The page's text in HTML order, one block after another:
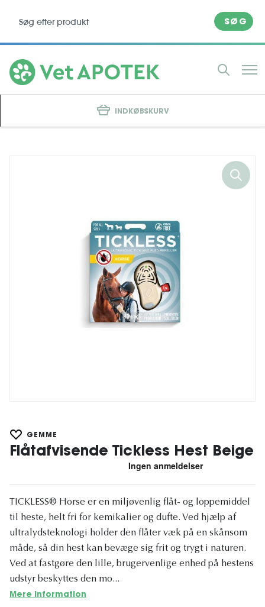
SØG
INDKØBSKURV
GEMME
Flåtafvisende Tickless Hest Beige
TICKLESS® Horse er en miljøvenlig flåt- og loppemiddel
til heste, helt fri for kemikalier og dufte. Ved hjælp af
ultralydsteknologi holder den flåter væk på en skånsom
måde, så din hest kan bevæge sig frit og trygt i naturen.
Ved at fastgøre den lille, brugervenlige enhed på hestens
udstyr beskyttes den mo...
Mere information